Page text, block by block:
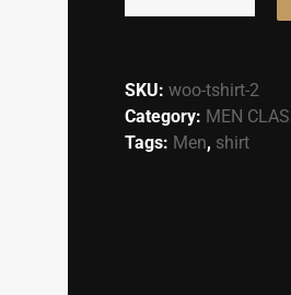
SKU:woo-tshirt-2
Category: MEN
Tags: Men, shirt